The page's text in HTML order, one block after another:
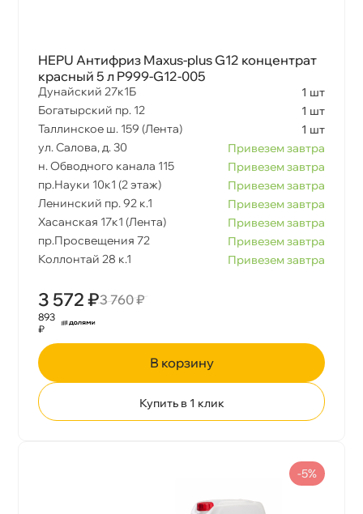
HEPU Антифриз Maxus-plus G12 концентрат
красный 5 л P999-G12-005
Дунайский 27к1Б
1 шт
Богатырский пр. 12
1 шт
Таллинское ш. 159 (Лента)
1 шт
ул. Салова, д. 30
Привезем завтра
н. Обводного канала 115
Привезем завтра
пр.Науки 10к1 (2 этаж)
Привезем завтра
Ленинский пр. 92 к.1
Привезем завтра
Хасанская 17к1 (Лента)
Привезем завтра
пр.Просвещения 72
Привезем завтра
Коллонтай 28 к.1
Привезем завтра
3 572 ₽3 760 ₽
893
₽
корзину
Купить в 1 клик
-5%